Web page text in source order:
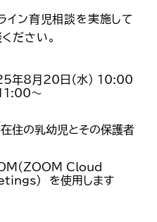
イン育児相談を実施して
ださい。
年8月20日（水） 10:00
～
住の乳幼児とその保護者
Cloud
を使用します